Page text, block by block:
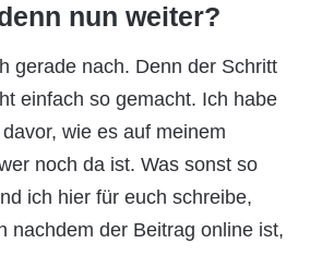
nun weiter?
gerade nach. Denn der Schritt
einfach so gemacht. Ich habe
wie es auf meinem
noch da ist. Was sonst so
ich hier für euch schreibe,
nachdem der Beitrag online ist,